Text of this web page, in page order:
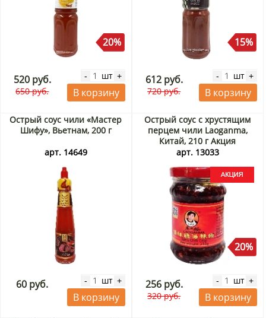
20%
520 руб.
650 руб.
- шт +
В корзину
15%
612 руб.
720 руб.
- шт +
В корзину
Острый соус чили «Мастер
Шифу», Вьетнам, 200 г
арт. 14649
60 руб. - шт +
В корзину
Острый соус с хрустящим
перцем чили Laoganma,
Китай, 210 г Акция
арт. 13033
20%
256 руб.
320 руб.
- шт +
В корзину